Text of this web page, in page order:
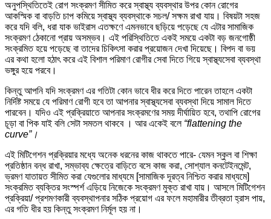
অনুপস্থিতিতেই রোগ সংক্রমণ সীমিত করে স্বাস্থ্য ব্যবস্থার উপর কোন রোগের
আকস্মিক বা বাড়তি চাপ কমিয়ে স্বাস্থ্য ব্যবস্থাকে সচল/ সক্ষম রাখা যায়। বিষয়টা সহজ
করে যদি বলি, ধরা যাক ভাইরাস এতক্ষণে এমনভাবে ছড়িয়ে পড়েছে যে এটার সামাজিক
সংক্রমণ ঠেকানো প্রায় অসম্ভব। এই পরিস্থিতিতে একই সময়ে একটা বড় জনগোষ্ঠী
সংক্রমিত হয়ে পড়েছে বা তাদের চিকিৎসা করার প্রয়োজন দেখা দিয়েছে। বিপদ বা ভয়
এর কথা হলো হঠাৎ করে এই বিশাল পরিমাণ রোগীর সেবা দিতে গিয়ে স্বাস্থ্যসেবা ব্যবস্থা
ভঙ্গুর হয়ে পরবে।
কিন্তু আপনি যদি সংক্রমণ এর গতিটা কোন ভাবে ধীর করে দিতে পারেন তাহলে একটা
নির্দিষ্ট সময়ে যে পরিমাণ রোগী হবে তা আপনার স্বাস্থ্যসেবা ব্যবস্থা দিয়ে সামাল দিতে
পারবেন। যদিও এই প্রক্রিয়াতে আপনার সংক্রমণের সময় দীর্ঘায়িত হবে, তথাপি রোগের
চূড়া বা পিক যাই বলি সেটা সমতল থাকবে । আর একেই বলে “flattening the
curve”।
এই মিটিগেশন প্রক্রিয়ার মধ্যে অনেক ধরনের কাজ থাকতে পারে- যেমন স্কুল বা শিক্ষা
প্রতিষ্ঠান বন্ধ রাখা, সম্ভাব্য ক্ষেত্রে বাড়িতে বসে কাজ করা, সোশ্যাল কনটেইনমেন্ট,
ভ্রমণ যাতায়ত সীমিত করা যেগুলোর মাধ্যমে [সামাজিক দূরত্ব নিশ্চিত করার মাধ্যমে]
সংক্রমিত ব্যক্তির সংস্পর্শ এড়িয়ে নিজেকে সংক্রমণ মুক্ত রাখা যায়। আসলে মিটিগেশন
প্রক্রিয়া/ প্রশমণকারী ব্যবস্থাপনার সঠিক প্রয়োগ এর ফলে মহামারীর তীব্রতা হ্রাস পায়,
এর গতি ধীর হয় কিন্তু সংক্রমণ নির্মূল হয় না।